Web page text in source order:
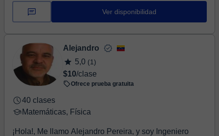
Ver disponibilidad
Alejandro
5,0 (1)
$10/clase
Ofrece prueba gratuita
40 clases
Matemáticas, Física
¡Hola!, Me llamo Alejandro Pereira, y soy Ingeniero